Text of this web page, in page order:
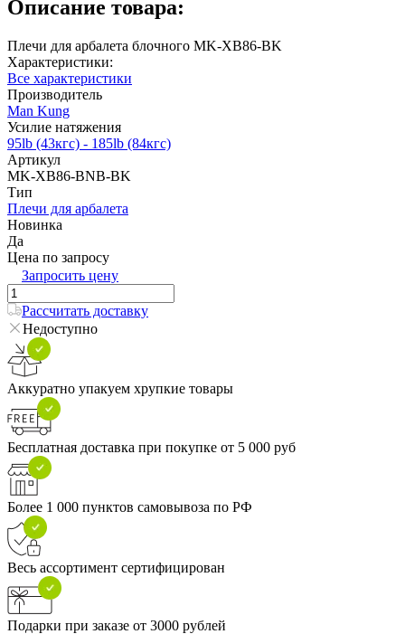
Описание товара:
Плечи для арбалета блочного MK-XB86-BK
Характеристики:
Все характеристики
Производитель
Man Kung
Усилие натяжения
95lb (43кгс) - 185lb (84кгс)
Артикул
MK-XB86-BNB-BK
Тип
Плечи для арбалета
Новинка
Да
Цена по запросу
Запросить цену
Рассчитать доставку
Недоступно
Аккуратно упакуем хрупкие товары
Бесплатная доставка при покупке от 5 000 руб
Более 1 000 пунктов самовывоза по РФ
Весь ассортимент сертифицирован
Подарки при заказе от 3000 рублей